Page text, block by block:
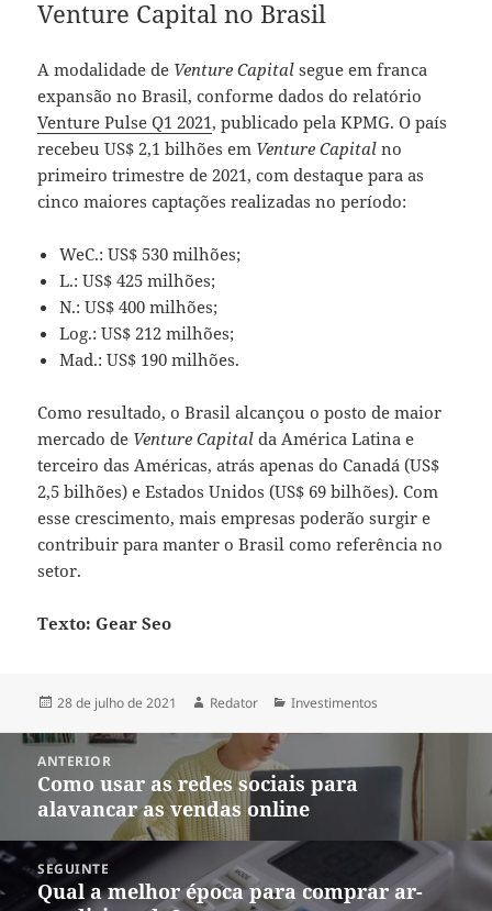
Venture Capital no Brasil
A modalidade de Venture Capital segue em franca
expansão no Brasil, conforme dados do relatório
Venture Pulse Q1 2021, publicado pela KPMG. O país
recebeu US$ 2,1 bilhões em Venture Capital no
primeiro trimestre de 2021, com destaque para as
cinco maiores captações realizadas no período:
WeC.: US$ 530 milhões;
L.: US$ 425 milhões;
N.: US$ 400 milhões;
Log.: US$ 212 milhões;
Mad.: US$ 190 milhões.
Como resultado, o Brasil alcançou o posto de maior
mercado de Venture Capital da América Latina e
terceiro das Américas, atrás apenas do Canadá (US$
2,5 bilhões) e Estados Unidos (US$ 69 bilhões). Com
esse crescimento, mais empresas poderão surgir e
contribuir para manter o Brasil como referência no
setor.
Texto: Gear Seo
Publicado
28 de julho de 2021 Autor
Redator Categorias
Investimentos
Navegação
ANTERIOR
Post
anterior:
Como usar as redes sociais para
alavancar as vendas online
SEGUINTE
Próximo
Qual a melhor época para comprar ar-